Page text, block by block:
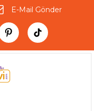
E-Mail Gönder